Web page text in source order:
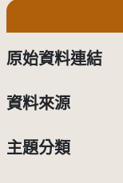
原始資料連結
資料來源
主題分類